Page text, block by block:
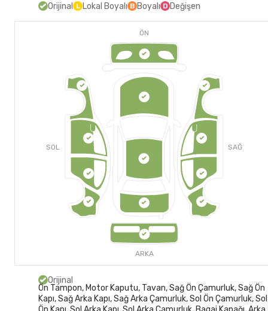
Orijinal L Lokal Boyalı B Boyalı D Değişen
ÖN
SOL SAĞ
ARKA
Orijinal
Ön Tampon, Motor Kaputu, Tavan, Sağ Ön Çamurluk, Sağ Ön
Kapı, Sağ Arka Kapı, Sağ Arka Çamurluk, Sol Ön Çamurluk, Sol